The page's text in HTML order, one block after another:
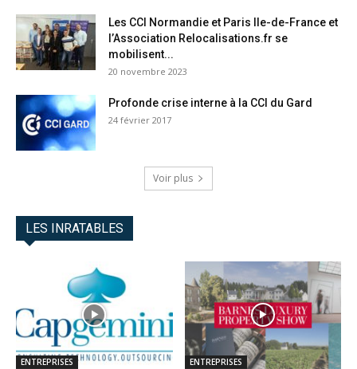
Les CCI Normandie et Paris Ile-de-France et
l’Association Relocalisations.fr se
mobilisent...
20 novembre 2023
Profonde crise interne à la CCI du Gard
24 février 2017
Voir plus
LES INRATABLES
ENTREPRISES ENTREPRISES